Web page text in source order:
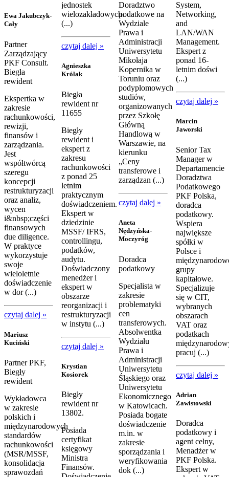
Ewa Jakubczyk-
Cały
Partner
Zarządzający
PKF Consult.
Biegła
rewident
Ekspertka w
zakresie
rachunkowości,
rewizji,
finansów i
zarządzania.
Jest
współtwórcą
szeregu
koncepcji
restrukturyzacji
oraz analiz,
wycen
i&nbsp;części
finansowych
due diligence.
W praktyce
wykorzystuje
swoje
wieloletnie
doświadczenie
w dor (...)
czytaj dalej »
Mariusz
Kuciński
Partner PKF,
Biegły
rewident
Wykładowca
w zakresie
polskich i
międzynarodowych
standardów
rachunkowości
(MSR/MSSF,
konsolidacja
sprawozdań
jednostek
wielozakładowych.
(...)
czytaj dalej »
Agnieszka
Królak
Biegła
rewident nr
11655
Biegły
rewident i
ekspert z
zakresu
rachunkowości
z ponad 25
letnim
praktycznym
doświadczeniem.
Ekspert w
dziedzinie
MSSF/ IFRS,
controllingu,
podatków,
audytu.
Doświadczony
menedżer i
ekspert w
obszarze
reorganizacji i
restrukturyzacji
w instytu (...)
czytaj dalej »
Krystian
Kosiorek
Biegły
rewident nr
13802.
Posiada
certyfikat
księgowy
Ministra
Finansów.
Doradztwo
podatkowe na
Wydziale
Prawa i
Administracji
Uniwersytetu
Mikołaja
Kopernika w
Toruniu oraz
podyplomowych
studiów,
organizowanych
przez Szkołę
Główną
Handlową w
Warszawie, na
kierunku
„Ceny
transferowe i
zarządzan (...)
czytaj dalej »
Aneta
Nędzyńska-
Moczyróg
Doradca
podatkowy
Specjalista w
zakresie
problematyki
cen
transferowych.
Absolwentka
Wydziału
Prawa i
Administracji
Uniwersytetu
Śląskiego oraz
Uniwersytetu
Ekonomicznego
w Katowicach.
Posiada bogate
doświadczenie
m.in. w
zakresie
sporządzania i
weryfikowania
dok (...)
System,
Networking,
and
LAN/WAN
Management.
Ekspert z
ponad 16-
letnim doświ
(...)
czytaj dalej »
Marcin
Jaworski
Senior Tax
Manager w
Departamencie
Doradztwa
Podatkowego
PKF Polska,
doradca
podatkowy.
Wspiera
największe
spółki w
Polsce i
grupy
kapitałowe.
Specjalizuje
się w CIT,
wybranych
obszarach
VAT oraz
podatkach
pracuj (...)
czytaj dalej »
Adrian
Zawistowski
Doradca
podatkowy i
agent celny,
Menadżer w
PKF Polska.
Ekspert w